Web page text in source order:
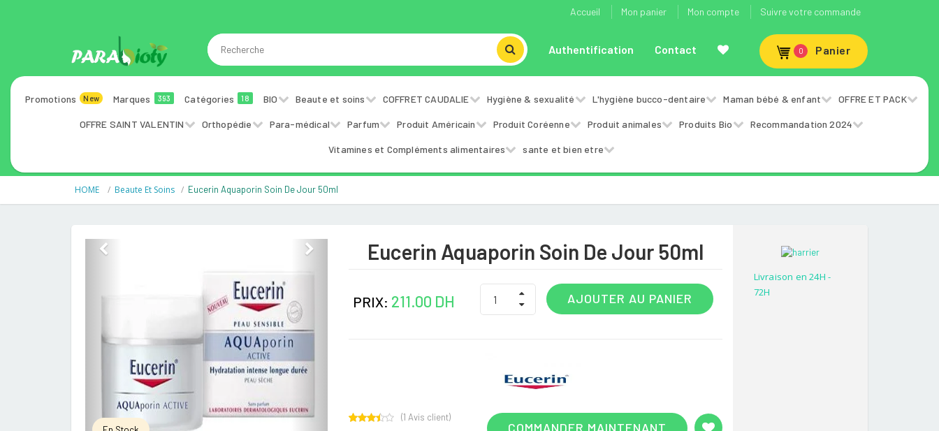
Accueil Mon panier Mon compte Suivre votre commande
Authentification Contact 0 Panier
Promotions New Marques 393 Catégories 18 BIO Beaute et soins COFFRET CAUDALIE Hygiène & sexualité L'hygiène bucco-dentaire Maman bébé & enfant OFFRE ET PACK
OFFRE SAINT VALENTIN Orthopédie Para-médical Parfum Produit Américain Produit Coréenne Produit animales Produits Bio Recommandation 2024
Vitamines et Compléments alimentaires sante et bien etre
HOME Beaute Et Soins Eucerin Aquaporin Soin De Jour 50ml
Previous Eucerin Aquaporin Soin De Jour 50ml
PRIX: 211.00 DH AJOUTER AU PANIER
COMMANDER MAINTENANT
(1 Avis client)
Livraison en 24H -
72H